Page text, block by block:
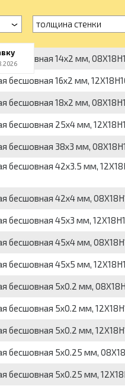
толщина стенки
14x2 мм,
16x2 мм,
18x2 мм,
25x4 мм,
38x3 мм,
42x3.5 мм,
42x4 мм,
45x3 мм,
45x4 мм,
45x5 мм,
5x0.2 мм,
5x0.2 мм,
5x0.2 мм,
5x0.25 мм,
5x0.25 мм,